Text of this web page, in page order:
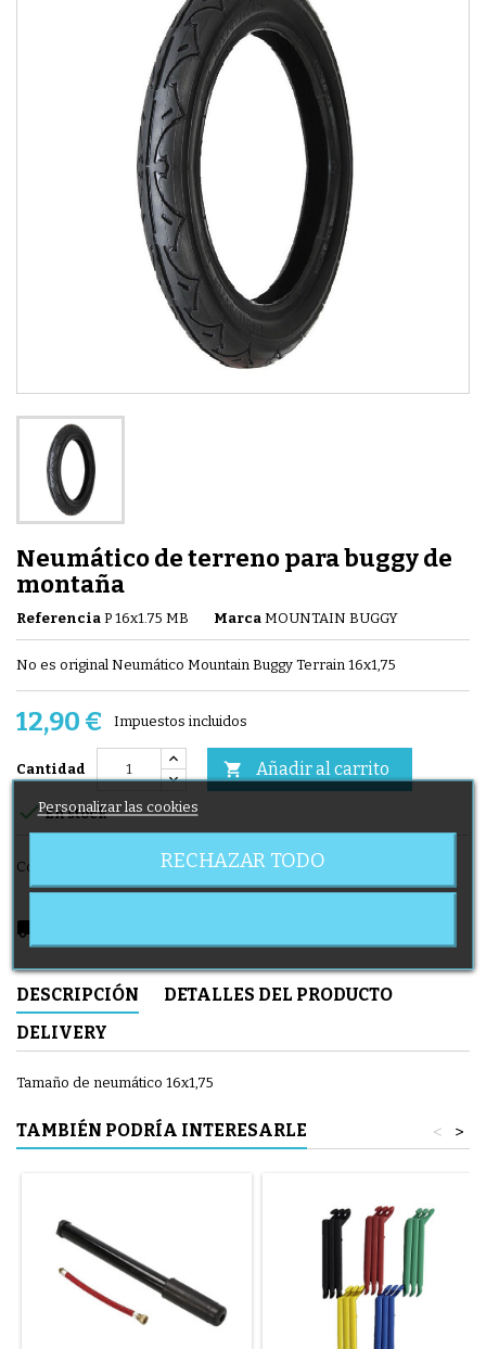
Neumático de terreno para buggy de
montaña
Referencia P 16x1.75 MB Marca MOUNTAIN BUGGY
No es original Neumático Mountain Buggy Terrain 16x1,75
12,90 € Impuestos incluidos
Cantidad  Añadir al carrito
En stock
Compartir
local_shipping
DESCRIPCIÓN
DETALLES DEL PRODUCTO
DELIVERY
Tamaño de neumático 16x1,75
TAMBIÉN PODRÍA INTERESARLE >
<
Personalizar las cookies
RECHAZAR TODO